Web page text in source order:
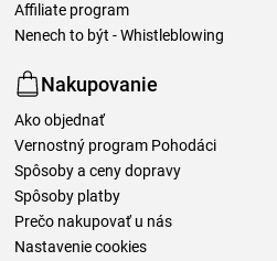
Affiliate program
Nenech to být - Whistleblowing
Nakupovanie
Ako objednať
Vernostný program Pohodáci
Spôsoby a ceny dopravy
Spôsoby platby
Prečo nakupovať u nás
Nastavenie cookies